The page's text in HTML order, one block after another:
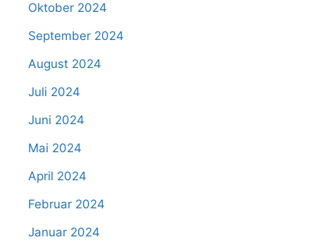
Oktober 2024
September 2024
August 2024
Juli 2024
Juni 2024
Mai 2024
April 2024
Februar 2024
Januar 2024